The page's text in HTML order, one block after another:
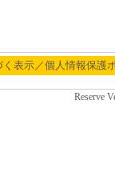
表示／個人情報保護
Reserve